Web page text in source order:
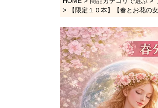
【限定１０本】【春とお花の